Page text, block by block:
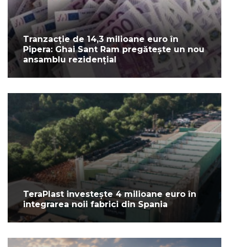
Tranzacție de 14,3 milioane euro în
Pipera: Ghai Sant Ram pregătește un nou
ansamblu rezidențial
TeraPlast investește 4 milioane euro în
integrarea noii fabrici din Spania